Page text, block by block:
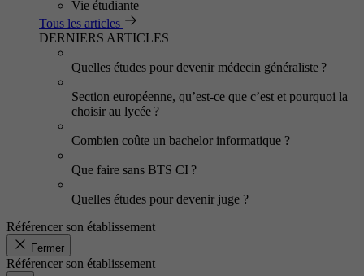
Vie étudiante
Tous les articles
DERNIERS ARTICLES
Quelles études pour devenir médecin généraliste ?
Section européenne, qu’est-ce que c’est et pourquoi la
choisir au lycée ?
Combien coûte un bachelor informatique ?
Que faire sans BTS CI ?
Quelles études pour devenir juge ?
Référencer son établissement
Fermer
Référencer son établissement